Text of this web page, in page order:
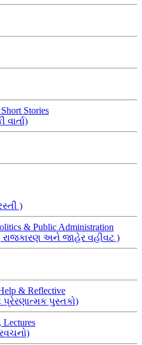
Stories
)
& Public Administration
રાજકારણ અને જાહેર વહીવટ )
& Reflective
પ્રેરણાત્મક પુસ્તકો)
Lectures